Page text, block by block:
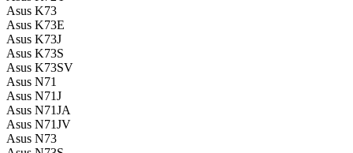
Asus K73
Asus K73E
Asus K73J
Asus K73S
Asus K73SV
Asus N71
Asus N71J
Asus N71JA
Asus N71JV
Asus N73